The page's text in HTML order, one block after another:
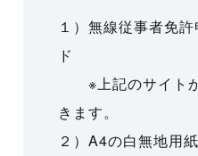
１）無線従事者免
ド
※上記のサイト
きます。
２）A4の白無地用